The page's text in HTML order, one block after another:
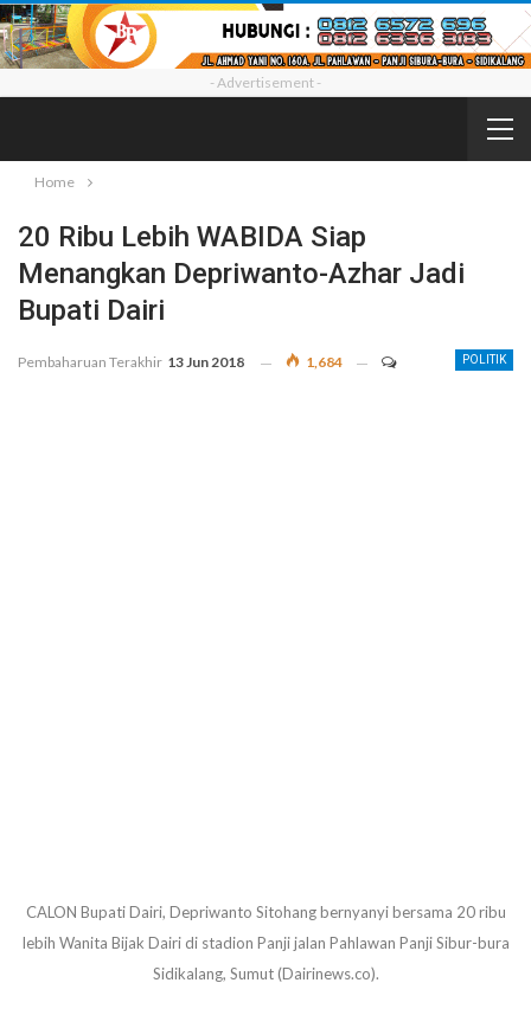
- Advertisement -
Home
20 Ribu Lebih WABIDA Siap
Menangkan Depriwanto-Azhar Jadi
Bupati Dairi
POLITIK
Pembaharuan Terakhir 13 Jun 2018 1,684
CALON Bupati Dairi, Depriwanto Sitohang bernyanyi bersama 20 ribu
lebih Wanita Bijak Dairi di stadion Panji jalan Pahlawan Panji Sibur-bura
Sidikalang, Sumut (Dairinews.co).